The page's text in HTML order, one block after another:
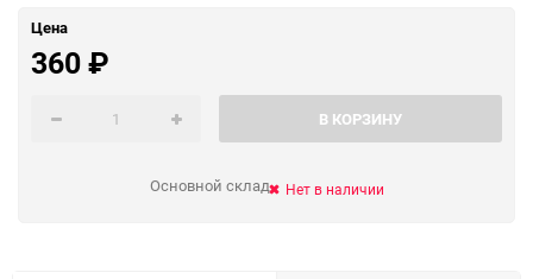
Цена
360₽
В КОРЗИНУ
Основной склад Нет в наличии